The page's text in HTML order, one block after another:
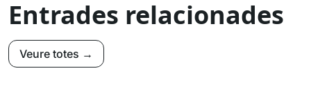
Entrades relacionades
Veure totes →